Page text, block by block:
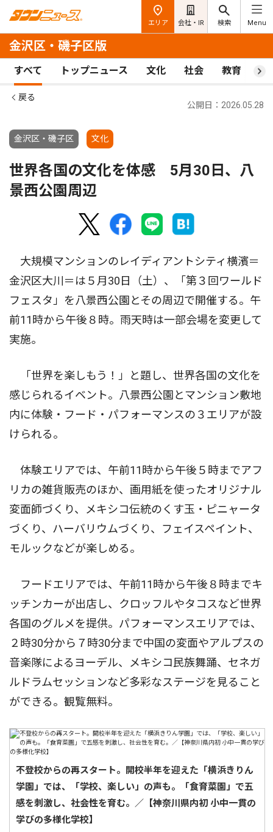
エリア 会社・IR 検索 Menu
金沢区・磯子区版
すべて トップニュース 文化 社会 教育 ス
戻る
金沢区・磯子区 文化
公開日：2026.05.28
世界各国の文化を体感 5月30日、八
景西公園周辺
大規模マンションのレイディアントシティ横濱＝
金沢区大川＝は５月30日（土）、「第３回ワールド
フェスタ」を八景西公園とその周辺で開催する。午
前11時から午後８時。雨天時は一部会場を変更して
実施。
「世界を楽しもう！」と題し、世界各国の文化を
感じられるイベント。八景西公園とマンション敷地
内に体験・フード・パフォーマンスの３エリアが設
けられる。
体験エリアでは、午前11時から午後５時までアフ
リカの雑貨販売のほか、画用紙を使ったオリジナル
変面師づくり、メキシコ伝統のくす玉・ピニャータ
づくり、ハーバリウムづくり、フェイスペイント、
モルックなどが楽しめる。
フードエリアでは、午前11時から午後８時までキ
ッチンカーが出店し、クロッフルやタコスなど世界
各国のグルメを提供。パフォーマンスエリアでは、
２時30分から７時30分まで中国の変面やアルプスの
音楽隊によるヨーデル、メキシコ民族舞踊、セネガ
ルドラムセッションなど多彩なステージを見ること
ができる。観覧無料。
不登校からの再スタート。開校半年を迎えた「横浜きりん
学園」では、「学校、楽しい」の声も。「食育菜園」で五
感を刺激し、社会性を育む。／【神奈川県内初 小中一貫の
学びの多様化学校】